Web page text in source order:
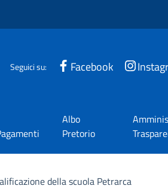
Seguici su: Facebook
Albo
Pretorio
della scuola Petrarca